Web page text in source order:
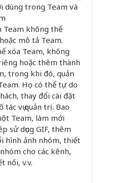
dùng trong Team và
Team không thể
mô tả Team.
xóa Team, không
hoặc thêm thành
trong khi đó, quản
Họ có thể tự do
thay đổi cài đặt
vụ quản trị. Bao
Team, làm mới
sử dụng GIF, thêm
hình ảnh nhóm, thiết
cho các kênh,
nối, v.v.